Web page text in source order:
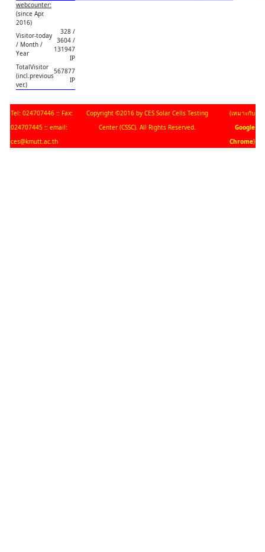
webcounter:
(since Apr.
2016)
Visitor-today
/ Month /
Year
328 /
3604 /
131947
IP
TotalVisitor
(incl.previous
ver.)
567877
IP
Tel: 024707446 :: Fax:
024707445 :: email:
ces@kmutt.ac.th
Copyright ©2016 by CES Solar Cells Testing
Center (CSSC). All Rights Reserved.
(เหมาะกับ
Google
Chrome)